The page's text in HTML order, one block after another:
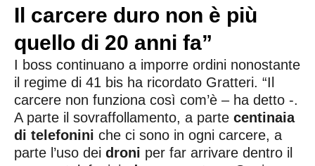
Il carcere duro non è più
quello di 20 anni fa”
I boss continuano a imporre ordini nonostante
il regime di 41 bis ha ricordato Gratteri. “Il
carcere non funziona così com’è – ha detto -.
A parte il sovraffollamento, a parte centinaia
di telefonini che ci sono in ogni carcere, a
parte l’uso dei droni per far arrivare dentro il